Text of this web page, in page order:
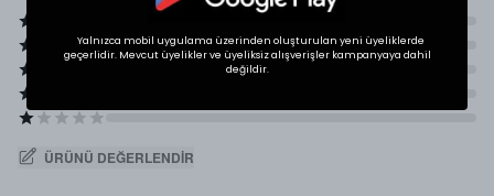
ÜRÜNÜ DEĞERLENDIR
Yalnızca mobil uygulama üzerinden oluşturulan yeni üyeliklerde
geçerlidir. Mevcut üyelikler ve üyeliksiz alışverişler kampanyaya dahil
değildir.